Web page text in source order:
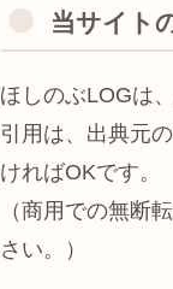
当サイト
ほしのぶLOGは
引用は、出典元
ければOKです。
（商用での無断
さい。）